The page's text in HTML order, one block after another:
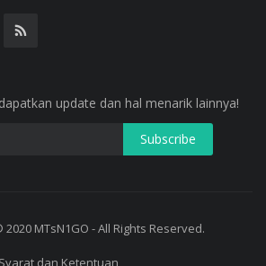
update dan hal menarik lainnya!
MTsN1GO - All Rights Reserved.
Syarat dan Ketentuan